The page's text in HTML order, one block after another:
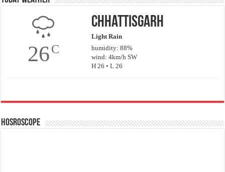
26C
Chhattisgarh
Light Rain
humidity: 88%
wind: 4km/h SW
H 26 • L 26
Hosroscope